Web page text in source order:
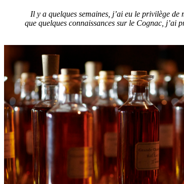
Il y a quelques semaines, j’ai eu le privilège
que quelques connaissances sur le Cognac, j’ai